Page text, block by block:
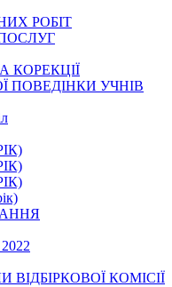
РОБІТ
ПОВЕДІНКИ УЧНІВ
2022
ВІДБІРКОВОЇ КОМІСІЇ